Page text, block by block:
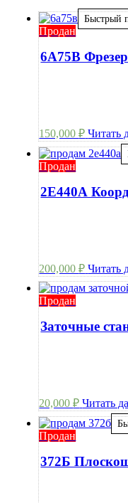
Быстрый
Продан
6А75В
150,000₽ Читать
Продан
2Е440А
200,000₽ Читать
Продан
Заточные
20,000₽ Читать
Продан
372Б